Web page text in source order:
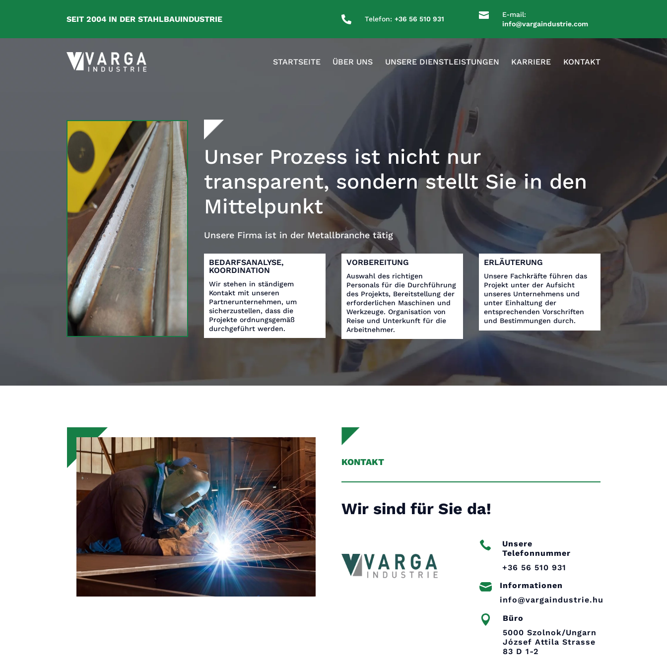
SEIT 2004 IN DER STAHLBAUINDUSTRIE  Telefon:+36 56 510 931 
E-mail:
info@vargaindustrie.com
STARTSEITE ÜBER UNS UNSERE DIENSTLEISTUNGEN KARRIERE KONTAKT
Unser Prozess ist nicht nur
transparent, sondern stellt Sie in den
Mittelpunkt
Unsere Firma ist in der Metallbranche tätig
BEDARFSANALYSE,
KOORDINATION
Wir stehen in ständigem
Kontakt mit unseren
Partnerunternehmen, um
sicherzustellen, dass die
Projekte ordnungsgemäß
durchgeführt werden.
VORBEREITUNG
Auswahl des richtigen
Personals für die Durchführung
des Projekts, Bereitstellung der
erforderlichen Maschinen und
Werkzeuge. Organisation von
Reise und Unterkunft für die
Arbeitnehmer.
ERLÄUTERUNG
Unsere Fachkräfte führen das
Projekt unter der Aufsicht
unseres Unternehmens und
unter Einhaltung der
entsprechenden Vorschriften
und Bestimmungen durch.
KONTAKT
Wir sind für Sie da!

Unsere
Telefonnummer
+36 56 510 931

Informationen
info@vargaindustrie.hu

Büro
5000 Szolnok/Ungarn
József Attila Strasse
83 D 1-2